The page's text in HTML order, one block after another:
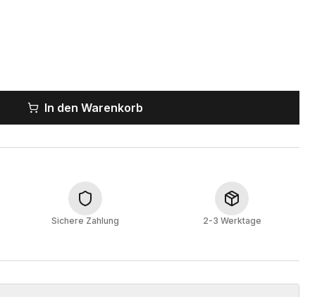
In den Warenkorb
Sichere Zahlung 2-3 Werktage